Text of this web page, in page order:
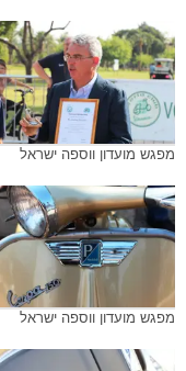
מפגש מועדון ווספה ישראל
מפגש מועדון ווספה ישראל